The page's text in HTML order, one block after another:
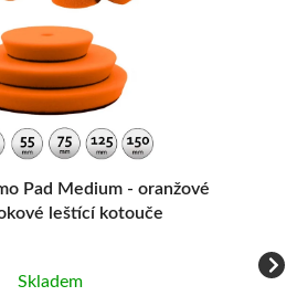
Pad Medium - oranžové
leštící kotouče
Skladem